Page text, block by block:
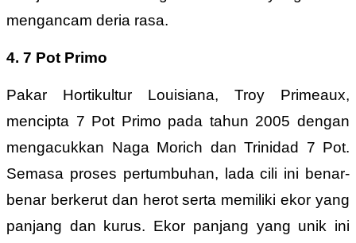
mengancam deria rasa.
4. 7 Pot Primo
Pakar Hortikultur Louisiana, Troy Primeaux,
mencipta 7 Pot Primo pada tahun 2005 dengan
mengacukkan Naga Morich dan Trinidad 7 Pot.
Semasa proses pertumbuhan, lada cili ini benar-
benar berkerut dan herot serta memiliki ekor yang
panjang dan kurus. Ekor panjang yang unik ini